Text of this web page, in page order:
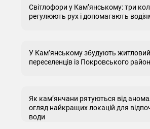
Світлофори у Кам’янському: три
регулюють рух і допомагають
У Кам’янському збудують
переселенців із Покровського
Як кам’янчани рятуються від
огляд найкращих локацій для
води